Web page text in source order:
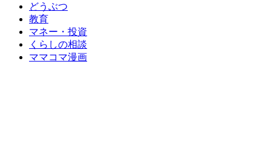
どうぶつ
教育
マネー・投資
くらしの相談
ママコマ漫画